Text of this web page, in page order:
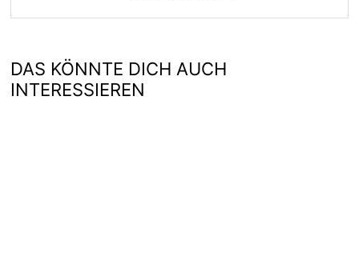
DAS KÖNNTE DICH AUCH
INTERESSIEREN